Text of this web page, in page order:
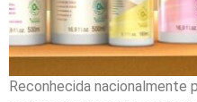
Reconhecida nacionalmente